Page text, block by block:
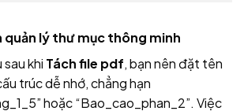
quản lý thư mục thông minh
khi Tách file pdf, bạn nên đặt tên
trúc dễ nhớ, chẳng hạn
hoặc “Bao_cao_phan_2”. Việc